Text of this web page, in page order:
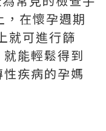
在懷孕週期
就可進行篩
能輕鬆得到
疾病的孕媽